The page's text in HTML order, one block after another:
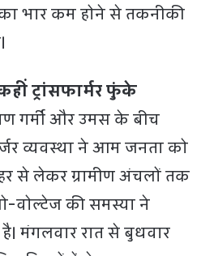
का भार कम होने से तकनीकी
ट्रांसफार्मर फुंके
गर्मी और उमस के बीच
व्यवस्था ने आम जनता को
से लेकर ग्रामीण अंचलों तक
वोल्टेज की समस्या ने
मंगलवार रात से बुधवार